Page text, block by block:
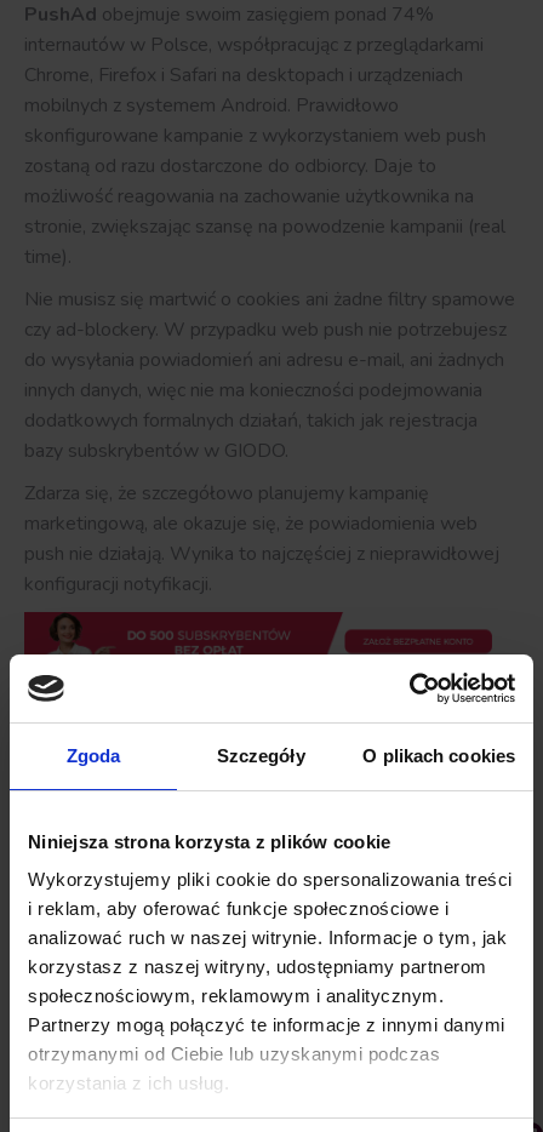
Zgoda Szczegóły O plikach cookies
Niniejsza strona korzysta z plików cookie
Wykorzystujemy pliki cookie do spersonalizowania treści
i reklam, aby oferować funkcje społecznościowe i
analizować ruch w naszej witrynie. Informacje o tym, jak
korzystasz z naszej witryny, udostępniamy partnerom
społecznościowym, reklamowym i analitycznym.
Partnerzy mogą połączyć te informacje z innymi danymi
otrzymanymi od Ciebie lub uzyskanymi podczas
korzystania z ich usług.
PushAd obejmuje swoim zasięgiem ponad 74%
internautów w Polsce, współpracując z przeglądarkami
Chrome, Firefox i Safari na desktopach i urządzeniach
mobilnych z systemem Android. Prawidłowo
skonfigurowane kampanie z wykorzystaniem web push
zostaną od razu dostarczone do odbiorcy. Daje to
możliwość reagowania na zachowanie użytkownika na
stronie, zwiększając szansę na powodzenie kampanii (real
time).
Nie musisz się martwić o cookies ani żadne filtry spamowe
czy ad-blockery. W przypadku web push nie potrzebujesz
do wysyłania powiadomień ani adresu e-mail, ani żadnych
innych danych, więc nie ma konieczności podejmowania
dodatkowych formalnych działań, takich jak rejestracja
bazy subskrybentów w GIODO.
Zdarza się, że szczegółowo planujemy kampanię
marketingową, ale okazuje się, że powiadomienia web
push nie działają. Wynika to najczęściej z nieprawidłowej
konfiguracji notyfikacji.
Dlaczego powiadomienia web push nie
działają i jak je uruchomić?
Problemy z notyfikacjami nie mają zazwyczaj nic
wspólnego z samym narzędziem.Powiadomienia web
nie działają przeważnie na skutek złej konfiguracji.
Jak prawidłowo zintegrować notyfikacje? W PushAd
wystarczy założyć konto, podać adres e-mail, numer
telefonu i nazwę firmy. Osoba fizyczna również może
założyć konto. Przy pierwszym logowaniu na stronie
zostaniesz przeniesiony do ustawień projektu.
Integracja przebiega inaczej dla stron korzystających z
rozwiązania http i https. W pierwszym przypadku należy
ustawić subdomenę, z której będą wysyłane
powiadomienia, np. mojsklep, która będzie utrzymywana w